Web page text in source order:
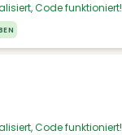
Code funktioniert!
Code funktioniert!